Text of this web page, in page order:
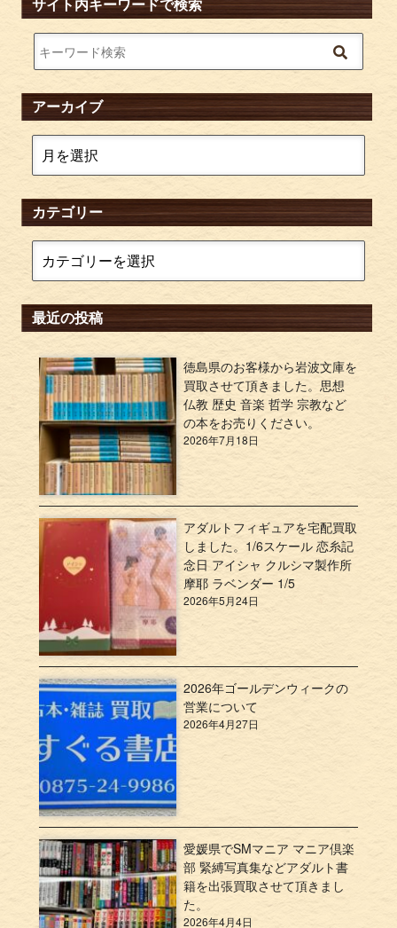
サイト内キーワードで検索
アーカイブ
カテゴリー
最近の投稿
徳島県のお客様から岩波文庫を
買取させて頂きました。思想
仏教 歴史 音楽 哲学 宗教など
の本をお売りください。
2026年7月18日
アダルトフィギュアを宅配買取
しました。1/6スケール 恋糸記
念日 アイシャ クルシマ製作所
摩耶 ラベンダー 1/5
2026年5月24日
2026年ゴールデンウィークの
営業について
2026年4月27日
愛媛県でSMマニア マニア倶楽
部 緊縛写真集などアダルト書
籍を出張買取させて頂きまし
た。
2026年4月4日